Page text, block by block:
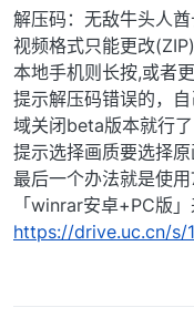
解压码：无敌牛头人酋
视频格式只能更改
本地手机则长按,或者
提示解压码错误的，
域关闭beta版本就行
提示选择画质要选择原
最后一个办法就是使
「winrar安卓+PC版
https://drive.uc.cn/s/